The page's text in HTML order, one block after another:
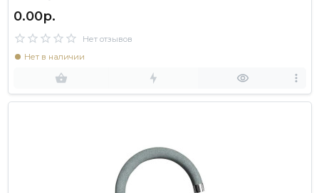
0.00р.
Нет отзывов
Нет в наличии